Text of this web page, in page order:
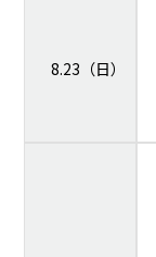
8.23（日）